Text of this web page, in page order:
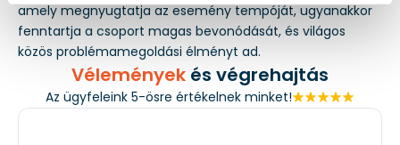
amely megnyugtatja az esemény tempóját, ugyanakkor
fenntartja a csoport magas bevonódását, és világos
közös problémamegoldási élményt ad.
Vélemények és végrehajtás
Az ügyfeleink 5-ösre értékelnek minket!